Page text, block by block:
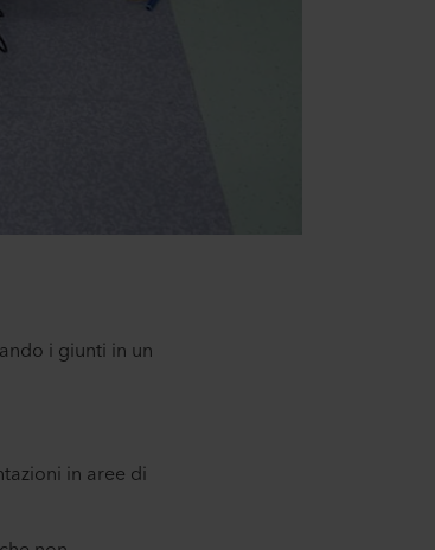
i giunti in un
in aree di